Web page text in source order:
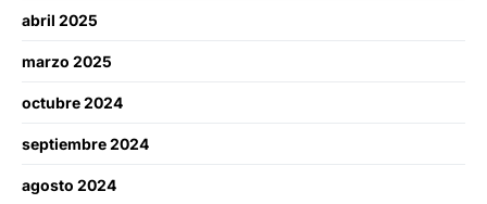
abril 2025
marzo 2025
octubre 2024
septiembre 2024
agosto 2024